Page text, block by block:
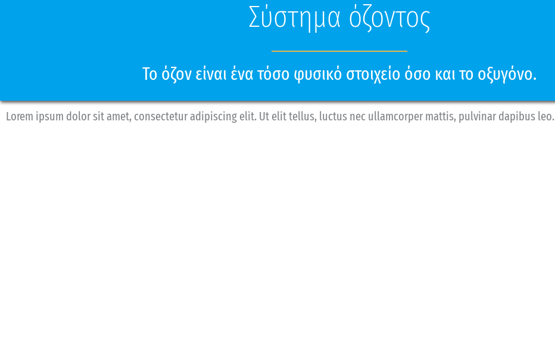
Σύστημα όζοντος
To όζον είναι ένα τόσο φυσικό στοιχείο όσο και το οξυγόνο.
Lorem ipsum dolor sit amet, consectetur adipiscing elit. Ut elit tellus, luctus nec ullamcorper mattis, pulvinar dapibus leo.